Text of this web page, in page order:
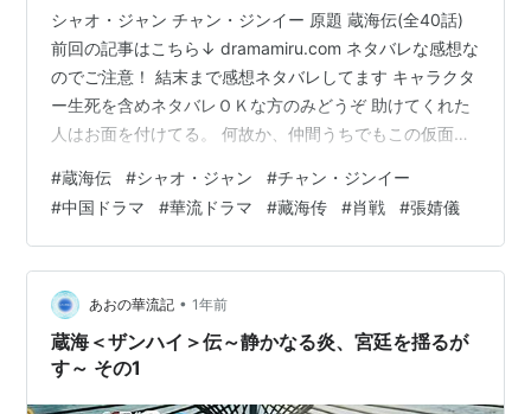
シャオ・ジャン チャン・ジンイー 原題 蔵海伝(全40話)
前回の記事はこちら↓ dramamiru.com ネタバレな感想な
のでご注意！ 結末まで感想ネタバレしてます キャラクタ
ー生死を含めネタバレＯＫな方のみどうぞ 助けてくれた
人はお面を付けてる。 何故か、仲間うちでもこの仮面を
人に預ける。 星斗大師と高明師匠の二人に預けられる。
関係の説明とかないんですよ。 仮面の人はパパの友人と
か言ってたけど真実は不明。 すぐに違うところに連れて
こられて、お前は武術には向いてないとか言われちゃう
の。 ──と言うことは今回はシャオ・ジャンの立ち回り
は…
#蔵海伝 #シャオ・ジャン #チャン・ジンイー
#中国ドラマ #華流ドラマ #藏海传 #肖戦 #張婧儀
あおの華流記 • 1年前
蔵海＜ザンハイ＞伝～静かなる炎、宮廷を揺るが
す～ その1